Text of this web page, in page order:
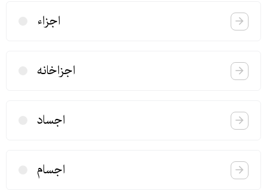
اجزاء
اجزاخانه
اجساد
اجسام